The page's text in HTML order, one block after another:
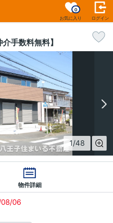
お気に入り
0
ログイン
手数料無料】
1/48
物件詳細
06